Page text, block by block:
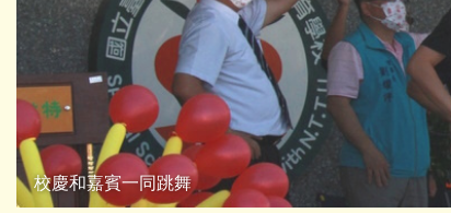
校慶和嘉賓一同跳舞